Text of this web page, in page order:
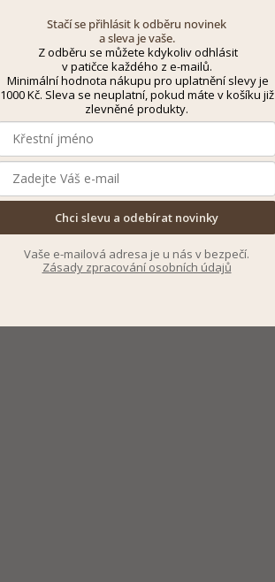
Stačí se přihlásit k odběru novinek
a sleva je vaše.
Z odběru se můžete kdykoliv odhlásit
v patičce každého z e-mailů.
Minimální hodnota nákupu pro uplatnění slevy je
1000 Kč. Sleva se neuplatní, pokud máte v košíku již
zlevněné produkty.
Chci slevu a odebírat novinky
Vaše e-mailová adresa je u nás v bezpečí.
Zásady zpracování osobních údajů